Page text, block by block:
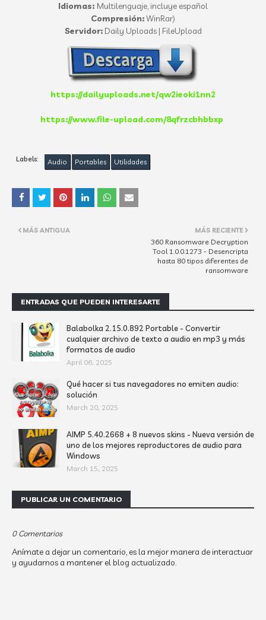
Idiomas: Multilenguaje, incluye español
Compresión:WinRar)
Servidor:Daily Uploads | FileUpload
https://dailyuploads.net/qw2ieoki1nn2
https://www.file-upload.com/8qfrzcbhbbxp
Labels: Audio Portables Utilidades
MÁS RECIENTE
360 Ransomware Decryption
Tool 1.0.0.1273 - Desencripta
hasta 80 tipos diferentes de
ransomware
MÁS ANTIGUA
ENTRADAS QUE PUEDEN INTERESARTE
Balabolka 2.15.0.892 Portable - Convertir
cualquier archivo de texto a audio en mp3 y más
formatos de audio
April 06, 2025
Qué hacer si tus navegadores no emiten audio:
solución
March 20, 2025
AIMP 5.40.2668 + 8 nuevos skins - Nueva versión de
uno de los mejores reproductores de audio para
Windows
March 15, 2025
PUBLICAR UN COMENTARIO
0 Comentarios
Anímate a dejar un comentario, es la mejor manera de interactuar
y ayudarnos a mantener el blog actualizado.